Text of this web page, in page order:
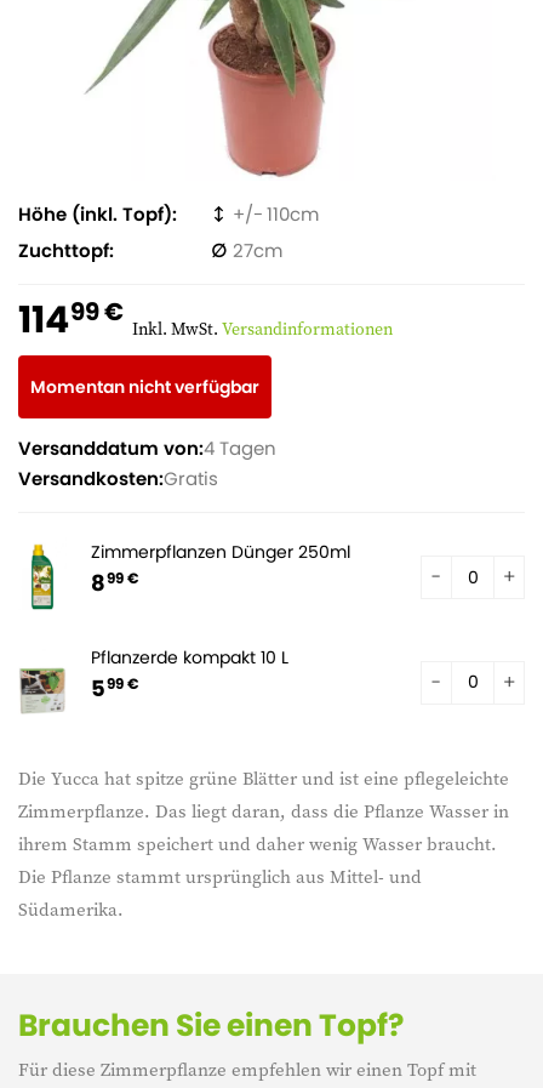
Die Yucca hat spitze grüne Blätter und ist eine pflegeleichte
Zimmerpflanze. Das liegt daran, dass die Pflanze Wasser in
ihrem Stamm speichert und daher wenig Wasser braucht.
Die Pflanze stammt ursprünglich aus Mittel- und
Südamerika.
Höhe (inkl. Topf)
110
Zuchttopf
27
11499 € Inkl. MwSt. Versandinformationen
Momentan nicht verfügbar
Versanddatum von:4 Tagen
Versandkosten:Gratis
Zimmerpflanzen Dünger 250ml
899 €
Pflanzerde kompakt 10 L
599 €
Brauchen Sie einen Topf?
Für diese Zimmerpflanze empfehlen wir einen Topf mit